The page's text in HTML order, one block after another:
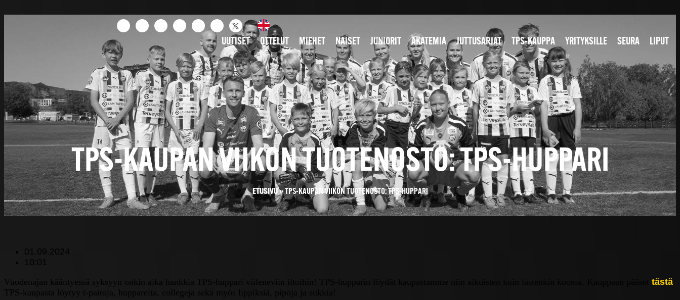
UUTISET OTTELUT MIEHET NAISET JUNIORIT AKATEMIA JUTTUSARJAT TPS-KAUPPA YRITYKSILLE SEURA LIPUT
TPS-KAUPAN VIIKON TUOTENOSTO: TPS-HUPPARI
ETUSIVU»TPS-KAUPAN VIIKON TUOTENOSTO: TPS-HUPPARI
01.09.2024
10:01
Vuodenajan kääntyessä syksyyn onkin aika hankkia TPS-huppari viileneviin iltoihin! TPS-hupparin löydät kaupastamme niin aikuisten kuin lastenkin koossa. Kauppaan pääset tästä
TPS-kaupasta löytyy t-paitoja, huppareita, collegeja sekä myös lippiksiä, pipoja ja sukkia!